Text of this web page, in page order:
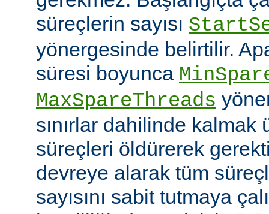
süreçlerin sayısı
yönergesinde belirtilir.
süresi boyunca
MaxSpareThreads
sınırlar dahilinde
süreçleri öldürerek
devreye alarak tüm
sayısını sabit tutmaya